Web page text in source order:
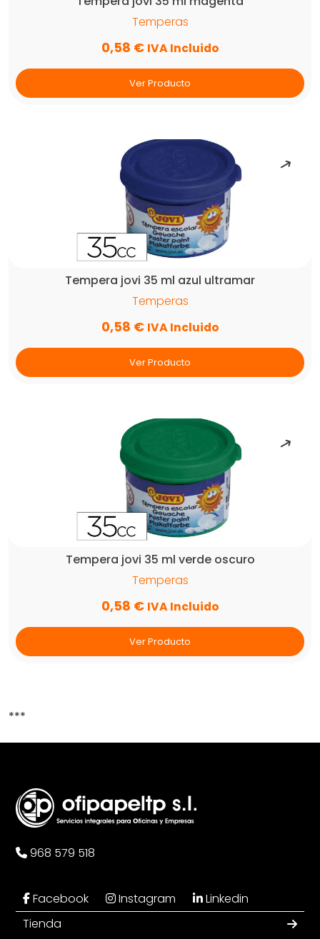
Temperas
0,58 € IVA Incluido
Ver Producto
Tempera jovi 35 ml azul ultramar
Temperas
0,58 € IVA Incluido
Ver Producto
Tempera jovi 35 ml verde oscuro
Temperas
0,58 € IVA Incluido
Ver Producto
***
968 579 518
Facebook Instagram
Linkedin
Tienda